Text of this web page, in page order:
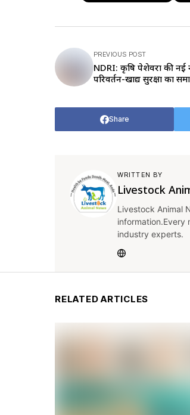
PREVIOUS POST
NDRI: कृषि पेशेवरों की
परिवर्तन-खाद्य सुरक्षा का
Share
WRITTEN BY
Livestock
Livestock Animal
information.Every
industry experts.
RELATED ARTICLES